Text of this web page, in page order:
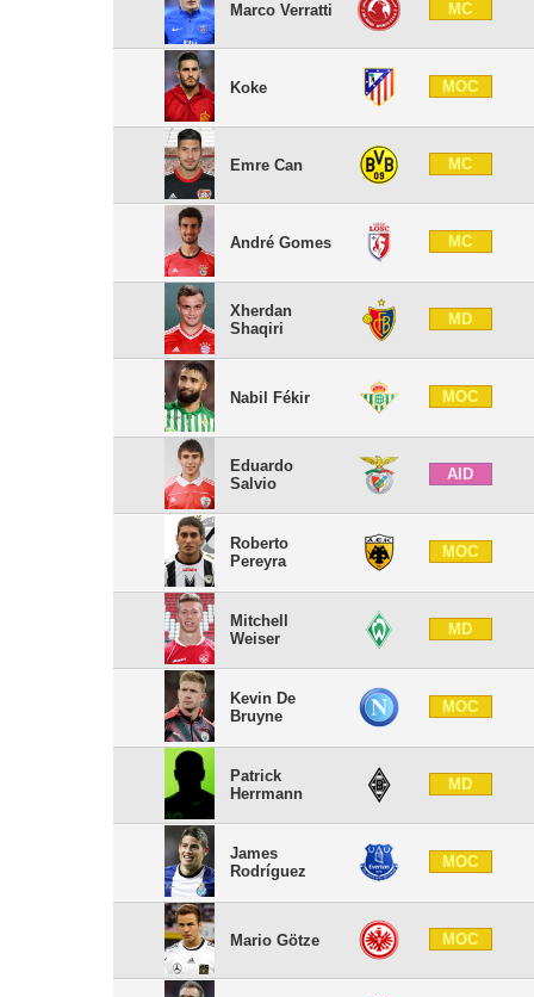
Marco Verratti MC
Koke MOC
Emre Can MC
André Gomes MC
Xherdan
Shaqiri
MD
Nabil Fékir MOC
Eduardo
Salvio
AID
Roberto
Pereyra
MOC
Mitchell
Weiser
MD
Kevin De
Bruyne
MOC
Patrick
Herrmann
MD
James
Rodríguez
MOC
Mario Götze MOC